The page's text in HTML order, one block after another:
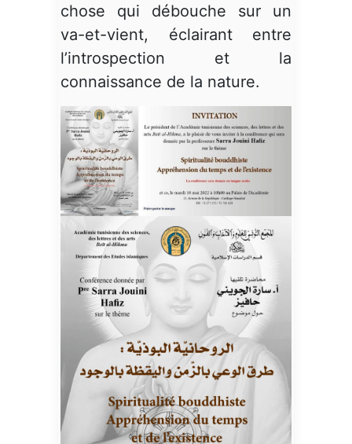
chose qui débouche sur un
va-et-vient, éclairant entre
l’introspection et la
connaissance de la nature.